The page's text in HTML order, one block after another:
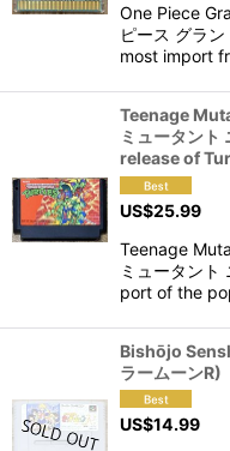
One Piece
ピース グラ
most import
Teenage
ミュータン
release of
US$25.99
Teenage
ミュータント
port of the
Bishōjo
ラームーンR)
US$14.99